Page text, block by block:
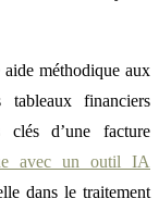
méthodique aux
financiers
clés d’une facture
avec un outil IA
dans le traitement